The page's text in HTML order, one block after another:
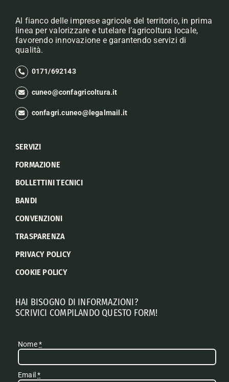
Al fianco delle imprese agricole del territorio, in prima
linea per valorizzare e tutelare l’agricoltura locale,
favorendo innovazione e garantendo servizi di
qualità.
0171/692143
cuneo@confagricoltura.it
confagri.cuneo@legalmail.it
SERVIZI
FORMAZIONE
BOLLETTINI TECNICI
BANDI
CONVENZIONI
TRASPARENZA
PRIVACY POLICY
COOKIE POLICY
HAI BISOGNO DI INFORMAZIONI?
SCRIVICI COMPILANDO QUESTO FORM!
Nome*
Email*